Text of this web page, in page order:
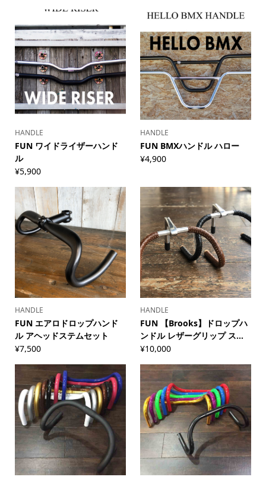
HANDLE
FUN ワイドライザーハンド
ル
¥5,900
HANDLE
FUN BMXハンドル ハロー
¥4,900
HANDLE
FUN エアロドロップハンド
ル アヘッドステムセット
¥7,500
HANDLE
FUN 【Brooks】ドロップハ
ンドル レザーグリップ ス...
¥10,000